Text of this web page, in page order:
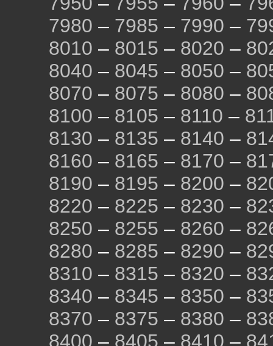
7980 – 7985 – 7990 –
8010 – 8015 – 8020 –
8040 – 8045 – 8050 –
8070 – 8075 – 8080 –
8100 – 8105 – 8110 –
8130 – 8135 – 8140 –
8160 – 8165 – 8170 –
8190 – 8195 – 8200 –
8220 – 8225 – 8230 –
8250 – 8255 – 8260 –
8280 – 8285 – 8290 –
8310 – 8315 – 8320 –
8340 – 8345 – 8350 –
8370 – 8375 – 8380 –
8400 – 8405 – 8410 –